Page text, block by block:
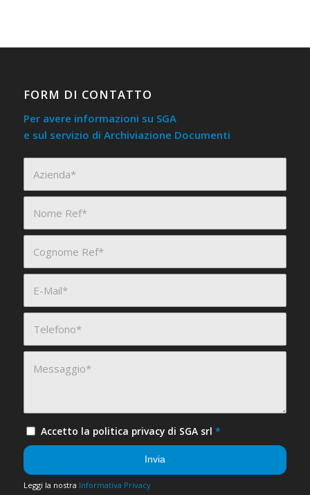
FORM DI CONTATTO
Per avere informazioni su SGA
e sul servizio di Archiviazione Documenti
Accetto la politica privacy di SGA srl *
Leggi la nostra Informativa Privacy